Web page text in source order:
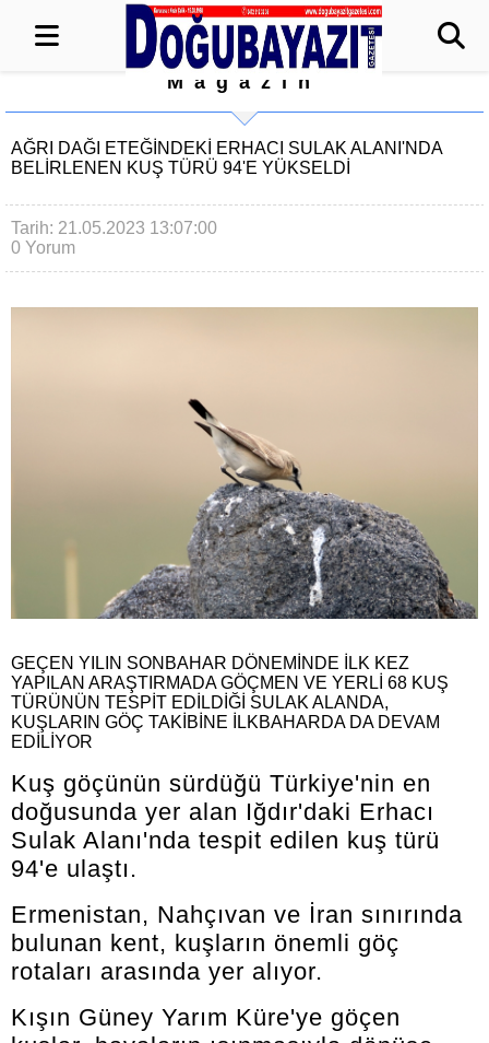
Magazin
AĞRI DAĞI ETEĞİNDEKİ ERHACI SULAK ALANI'NDA
BELİRLENEN KUŞ TÜRÜ 94'E YÜKSELDİ
Tarih: 21.05.2023 13:07:00
0 Yorum
GEÇEN YILIN SONBAHAR DÖNEMİNDE İLK KEZ
YAPILAN ARAŞTIRMADA GÖÇMEN VE YERLİ 68 KUŞ
TÜRÜNÜN TESPİT EDİLDİĞİ SULAK ALANDA,
KUŞLARIN GÖÇ TAKİBİNE İLKBAHARDA DA DEVAM
EDİLİYOR
Kuş göçünün sürdüğü Türkiye'nin en
doğusunda yer alan Iğdır'daki Erhacı
Sulak Alanı'nda tespit edilen kuş türü
94'e ulaştı.
Ermenistan, Nahçıvan ve İran sınırında
bulunan kent, kuşların önemli göç
rotaları arasında yer alıyor.
Kışın Güney Yarım Küre'ye göçen